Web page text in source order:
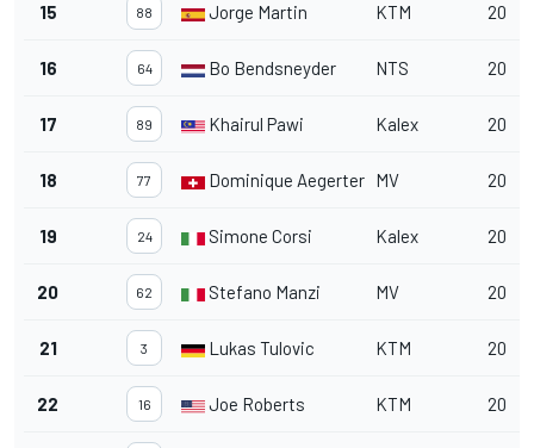
15 88 Jorge Martin KTM 20
16 64 Bo Bendsneyder NTS 20
17 89 Khairul Pawi Kalex 20
18 77 Dominique Aegerter MV 20
19 24 Simone Corsi Kalex 20
20 62 Stefano Manzi MV 20
21 3 Lukas Tulovic KTM 20
22 16 Joe Roberts KTM 20